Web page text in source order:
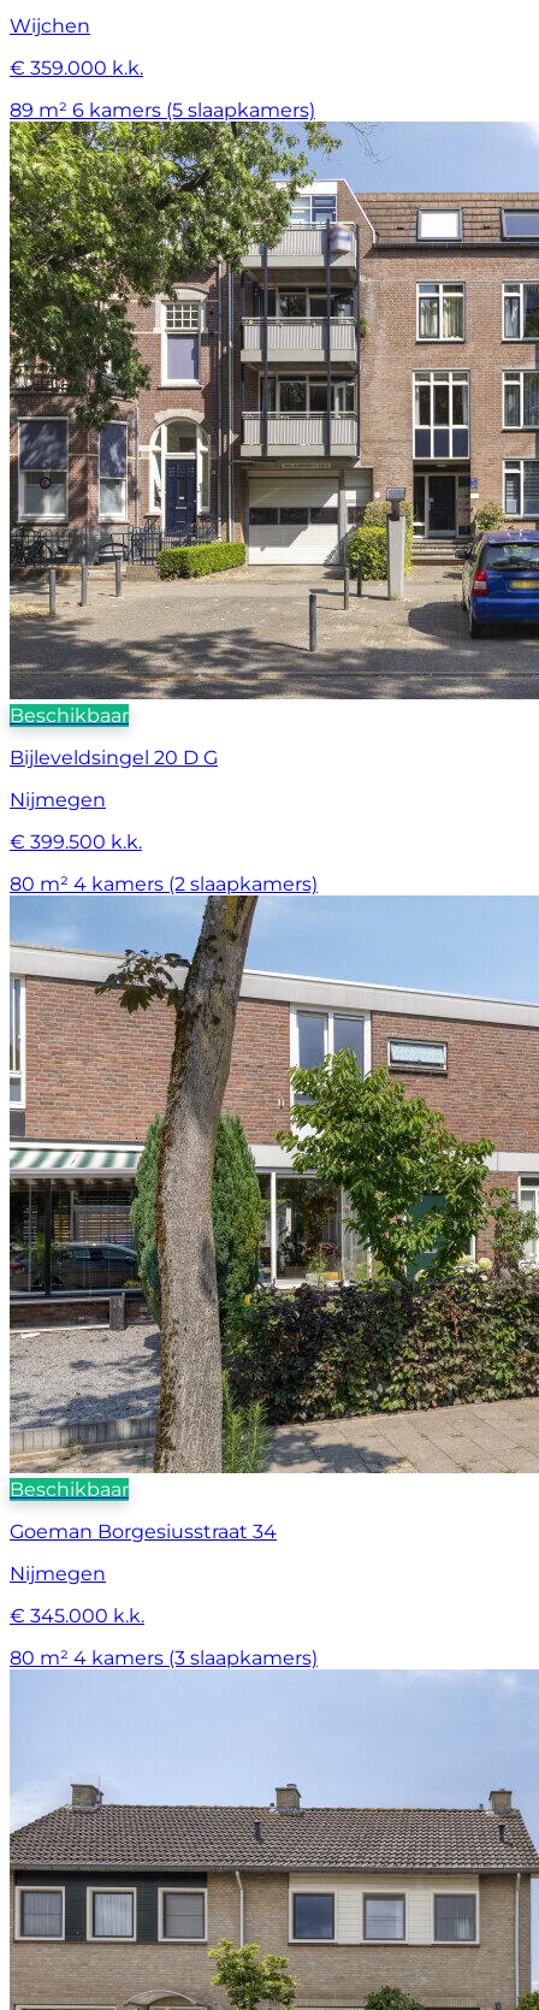
Wijchen
€ 359.000 k.k.
89 m² 6 kamers (5 slaapkamers)
Beschikbaar
Bijleveldsingel 20 D G
Nijmegen
€ 399.500 k.k.
80 m² 4 kamers (2 slaapkamers)
Beschikbaar
Goeman Borgesiusstraat 34
Nijmegen
€ 345.000 k.k.
80 m² 4 kamers (3 slaapkamers)